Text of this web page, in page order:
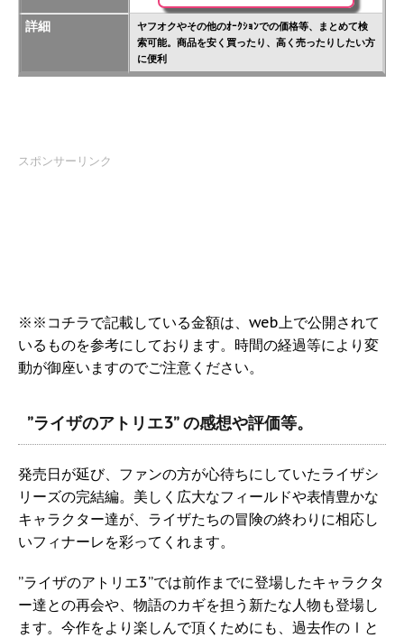
詳細
ヤフオクやその他のｵｰｸｼｮﾝでの価格等、まとめて検
索可能。商品を安く買ったり、高く売ったりしたい方
に便利
スポンサーリンク
※※コチラで記載している金額は、web上で公開されて
いるものを参考にしております。時間の経過等により変
動が御座いますのでご注意ください。
”ライザのアトリエ3” の感想や評価等。
発売日が延び、ファンの方が心待ちにしていたライザシ
リーズの完結編。美しく広大なフィールドや表情豊かな
キャラクター達が、ライザたちの冒険の終わりに相応し
いフィナーレを彩ってくれます。
”ライザのアトリエ3”では前作までに登場したキャラクタ
ー達との再会や、物語のカギを担う新たな人物も登場し
ます。今作をより楽しんで頂くためにも、過去作のⅠと